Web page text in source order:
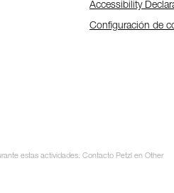
Accessibility
Configuración de
estas actividades. Contacto Petzl en Other